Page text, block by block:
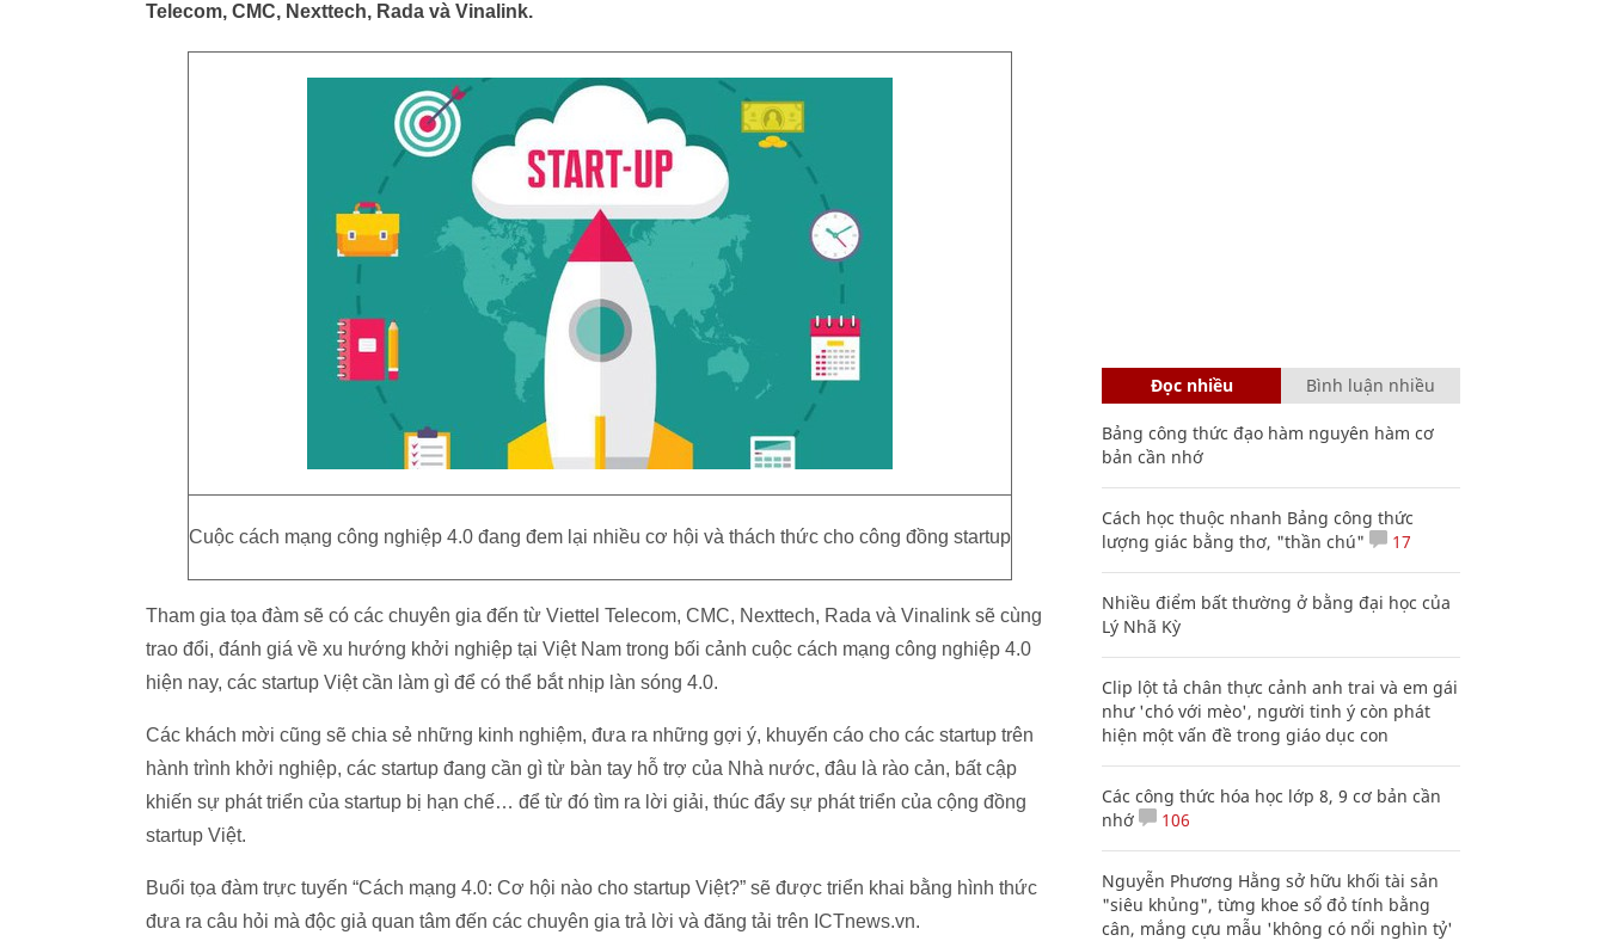
Telecom, CMC, Nexttech, Rada và Vinalink.
Cuộc cách mạng công nghiệp 4.0 đang đem lại nhiều cơ hội và thách thức cho công đồng startup
Tham gia tọa đàm sẽ có các chuyên gia đến từ Viettel Telecom, CMC, Nexttech, Rada và Vinalink sẽ cùng
trao đổi, đánh giá về xu hướng khởi nghiệp tại Việt Nam trong bối cảnh cuộc cách mạng công nghiệp 4.0
hiện nay, các startup Việt cần làm gì để có thể bắt nhịp làn sóng 4.0.
Các khách mời cũng sẽ chia sẻ những kinh nghiệm, đưa ra những gợi ý, khuyến cáo cho các startup trên
hành trình khởi nghiệp, các startup đang cần gì từ bàn tay hỗ trợ của Nhà nước, đâu là rào cản, bất cập
khiến sự phát triển của startup bị hạn chế… để từ đó tìm ra lời giải, thúc đẩy sự phát triển của cộng đồng
startup Việt.
Buổi tọa đàm trực tuyến “Cách mạng 4.0: Cơ hội nào cho startup Việt?” sẽ được triển khai bằng hình thức
đưa ra câu hỏi mà độc giả quan tâm đến các chuyên gia trả lời và đăng tải trên ICTnews.vn.
Đọc nhiều Bình luận nhiều
Bảng công thức đạo hàm nguyên hàm cơ
bản cần nhớ
Cách học thuộc nhanh Bảng công thức
lượng giác bằng thơ, "thần chú"
17
Nhiều điểm bất thường ở bằng đại học của
Lý Nhã Kỳ
Clip lột tả chân thực cảnh anh trai và em gái
như 'chó với mèo', người tinh ý còn phát
hiện một vấn đề trong giáo dục con
Các công thức hóa học lớp 8, 9 cơ bản cần
nhớ
106
Nguyễn Phương Hằng sở hữu khối tài sản
"siêu khủng", từng khoe sổ đỏ tính bằng
cân, mắng cựu mẫu 'không có nổi nghìn tỷ'